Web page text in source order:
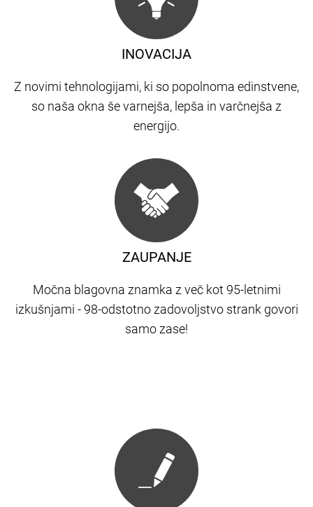
ZAUPANJE
Močna blagovna znamka z več kot 95-letnimi
izkušnjami - 98-odstotno zadovoljstvo strank govori
samo zase!
INOVACIJA
Z novimi tehnologijami, ki so popolnoma edinstvene,
so naša okna še varnejša, lepša in varčnejša z
energijo.